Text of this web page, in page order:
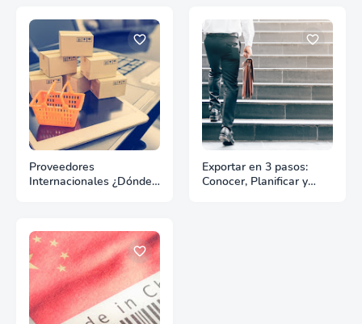
Proveedores
Internacionales ¿Dónde
Exportar en 3 pasos:
Conocer, Planificar y